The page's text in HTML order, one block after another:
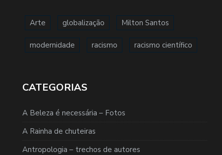
Arte globalização Milton Santos
modernidade racismo racismo científico
CATEGORIAS
A Beleza é necessária – Fotos
A Rainha de chuteiras
Antropologia – trechos de autores